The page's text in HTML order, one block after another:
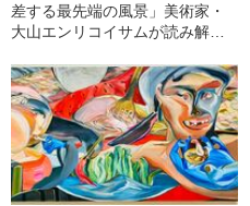
差する最先端の風景」美術家・
大山エンリコイサムが読み解い
ッツ・ダ・ボム』の“新しさ”